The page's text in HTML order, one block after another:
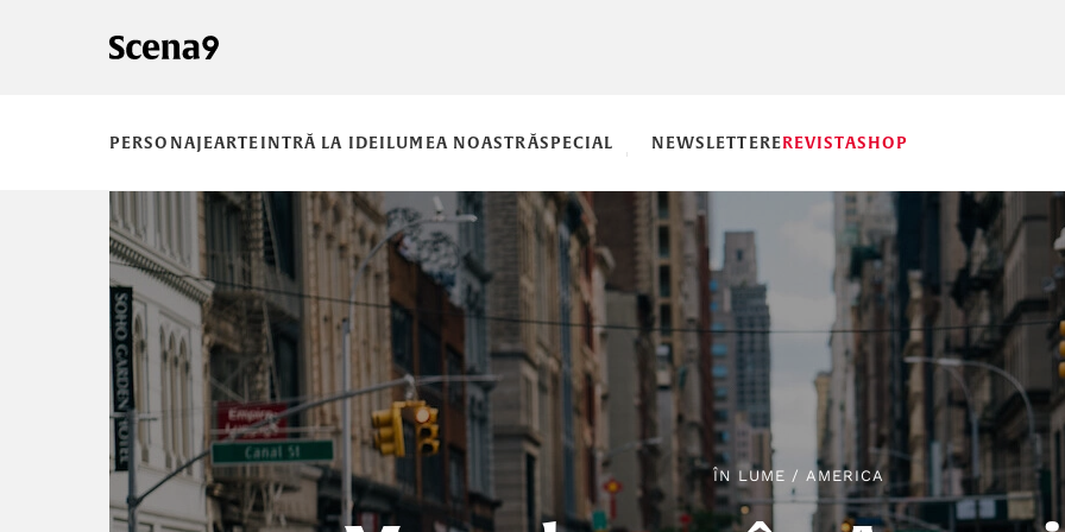
PERSONAJEARTEINTRĂ LA IDEILUMEA NOASTRĂSPECIAL NEWSLETTEREREVISTASHOP
ÎN LUME / AMERICA